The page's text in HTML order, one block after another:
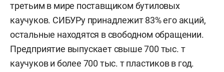
третьим в мире поставщиком бутиловых
каучуков. СИБУРу принадлежит 83% его акций,
остальные находятся в свободном обращении.
Предприятие выпускает свыше 700 тыс. т
каучуков и более 700 тыс. т пластиков в год.